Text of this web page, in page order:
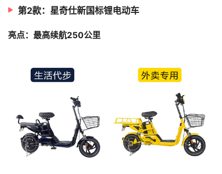
第2款：星奇仕新国标锂电动车
亮点：最高续航250公里